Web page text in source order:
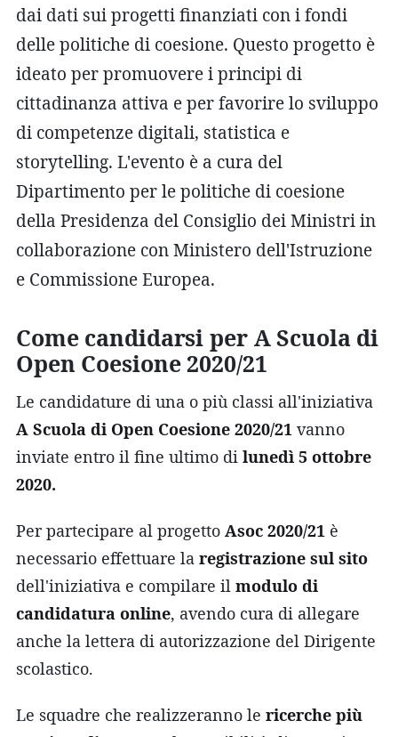
dai dati sui progetti finanziati con i fondi
delle politiche di coesione. Questo progetto è
ideato per promuovere i principi di
cittadinanza attiva e per favorire lo sviluppo
di competenze digitali, statistica e
storytelling. L'evento è a cura del
Dipartimento per le politiche di coesione
della Presidenza del Consiglio dei Ministri in
collaborazione con Ministero dell'Istruzione
e Commissione Europea.
Come candidarsi per A Scuola di
Open Coesione 2020/21
Le candidature di una o più classi all'iniziativa
A Scuola di Open Coesione 2020/21 vanno
inviate entro il fine ultimo di lunedì 5 ottobre
2020.
Per partecipare al progetto Asoc 2020/21 è
necessario effettuare la registrazione sul sito
dell'iniziativa e compilare il modulo di
candidatura online, avendo cura di allegare
anche la lettera di autorizzazione del Dirigente
scolastico.
Le squadre che realizzeranno le ricerche più